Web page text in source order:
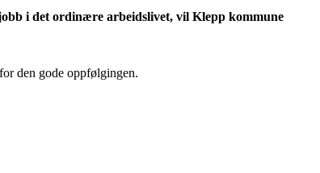
i det ordinære arbeidslivet, vil Klepp kommune
den gode oppfølgingen.